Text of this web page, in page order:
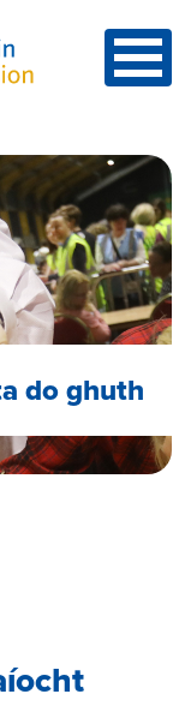
do ghuth